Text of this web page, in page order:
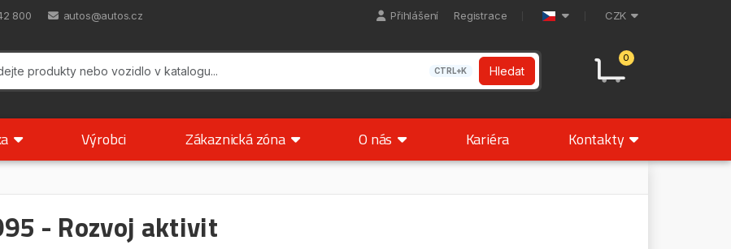
800 autos@autos.cz Přihlášení Registrace CZK
0
CTRL+K Hledat
Výrobci Zákaznická zóna O nás Kariéra Kontakty
- Rozvoj aktivit